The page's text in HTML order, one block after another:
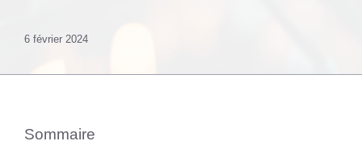
6 février 2024
Sommaire